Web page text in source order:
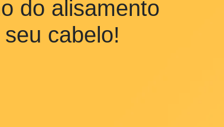
tal descobrir como montar a rotina
deslumbrante? 💛